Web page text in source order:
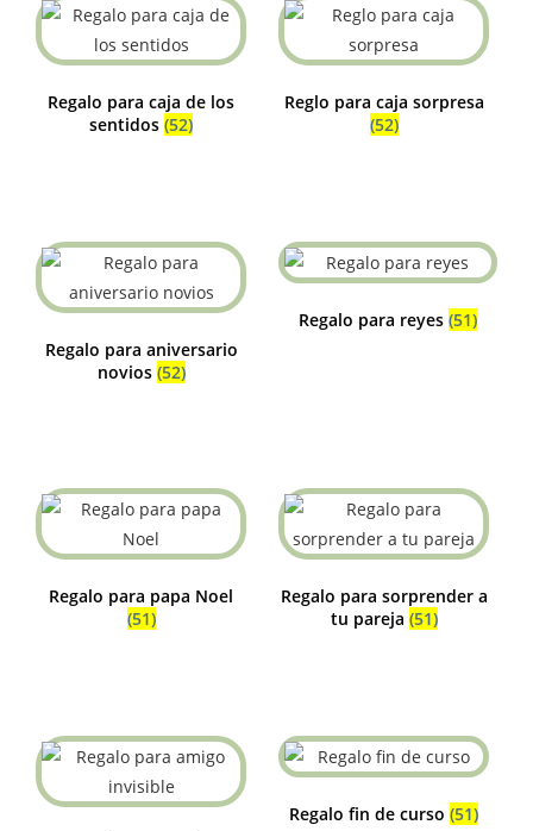
Regalo para caja de los
sentidos (52)
Reglo para caja sorpresa
(52)
Regalo para aniversario
novios (52)
Regalo para reyes (51)
Regalo para papa Noel
(51)
Regalo para sorprender a
tu pareja (51)
Regalo fin de curso (51)